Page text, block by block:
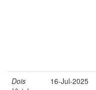
Dois
16-Jul-2025